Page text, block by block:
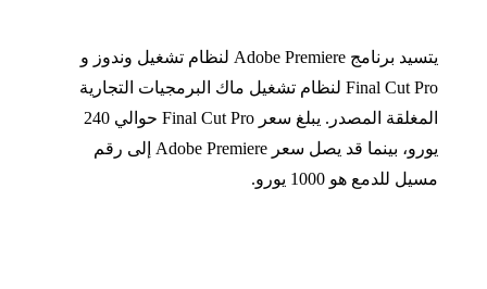
يتسيد برنامج Adobe Premiere لنظام تشغيل وندوز و
Final Cut Pro لنظام تشغيل ماك البرمجيات التجارية
المغلقة المصدر . يبلغ سعر Final Cut Pro حوالي 240
يورو، بينما قد يصل سعر Adobe Premiere إلى رقم
مسيل للدمع هو 1000 يورو.